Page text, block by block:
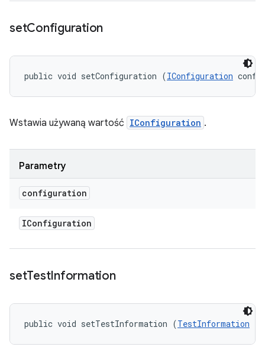
setConfiguration
public void setConfiguration (IConfiguration
Wstawia używaną wartość IConfiguration .
Parametry
configuration
IConfiguration
setTestInformation
public void setTestInformation (TestInformation